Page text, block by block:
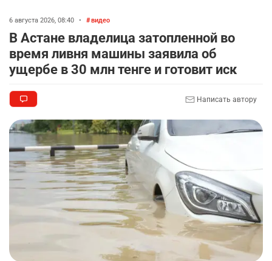
9
🏠 Оправданному пастуху из Актобе подарили
квартиру
10
кинорежиссёр Ардак Амиркулов
2304 0 50
6 августа 2026, 08:40 • видео
В Астане владелица затопленной во
время ливня машины заявила об
ущербе в 30 млн тенге и готовит иск
Написать автору